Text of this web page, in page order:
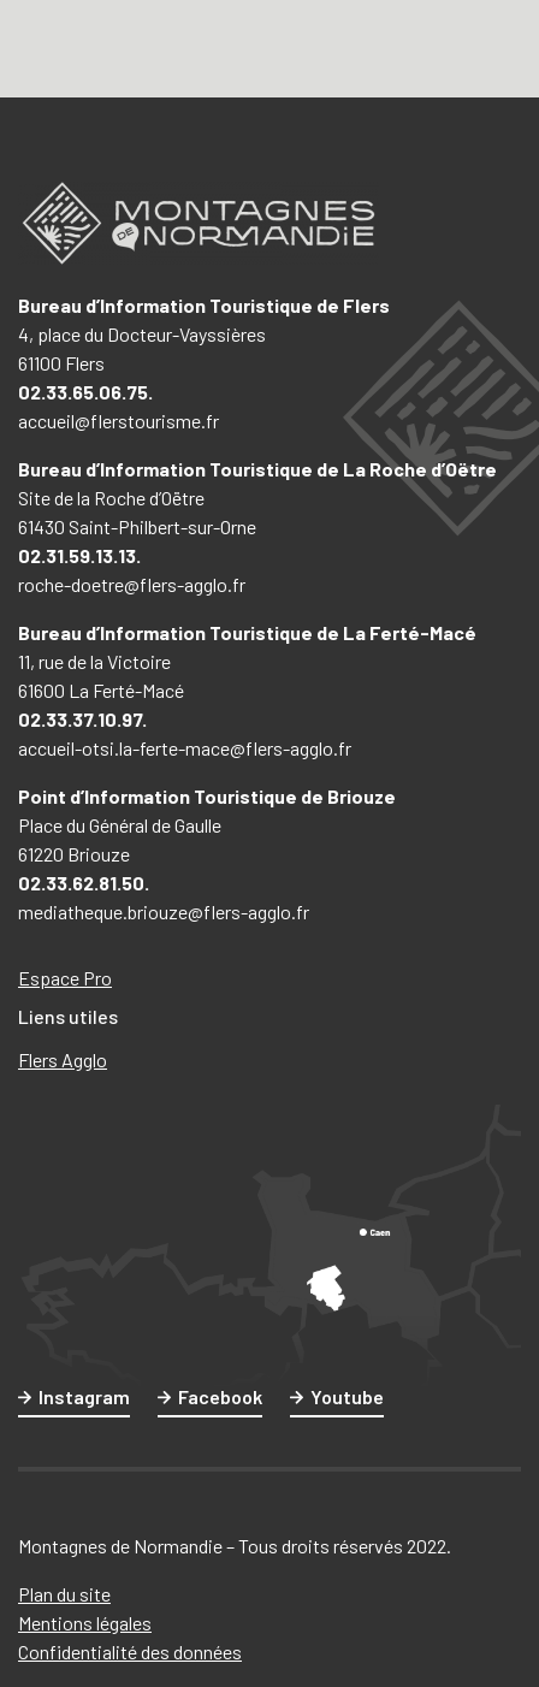
Bureau d’Information Touristique de Flers
4, place du Docteur-Vayssières
61100 Flers
02.33.65.06.75.
accueil@flerstourisme.fr
Bureau d’Information Touristique de La Roche d’Oëtre
Site de la Roche d’Oëtre
61430 Saint-Philbert-sur-Orne
02.31.59.13.13.
roche-doetre@flers-agglo.fr
Bureau d’Information Touristique de La Ferté-Macé
11, rue de la Victoire
61600 La Ferté-Macé
02.33.37.10.97.
accueil-otsi.la-ferte-mace@flers-agglo.fr
Point d’Information Touristique de Briouze
Place du Général de Gaulle
61220 Briouze
02.33.62.81.50.
mediatheque.briouze@flers-agglo.fr
Espace Pro
Liens utiles
Flers Agglo
Instagram Facebook Youtube
Montagnes de Normandie – Tous droits réservés 2022.
Plan du site
Mentions légales
Confidentialité des données